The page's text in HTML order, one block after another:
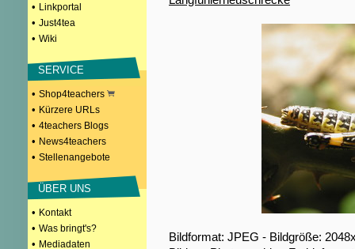
• Linkportal
• Just4tea
• Wiki
SERVICE
• Shop4teachers
• Kürzere URLs
• 4teachers Blogs
• News4teachers
• Stellenangebote
ÜBER UNS
• Kontakt
• Was bringt's?
• Mediadaten
Bildformat: JPEG - Bildgröße: